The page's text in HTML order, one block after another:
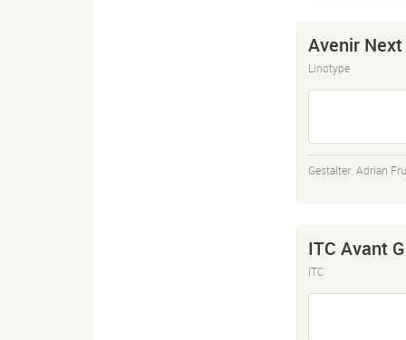
Avenir Next
Linotype
Gestalter: Adrian
ITC Avant
ITC